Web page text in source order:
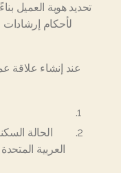
تحديد هوية العميل
لأحكام
عند إنشاء علاقة
الحالة
العربية